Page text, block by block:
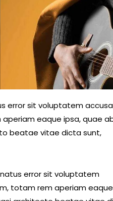
error sit voluptatem
eaque ipsa, quae
beatae vitae dicta sunt,
error sit voluptatem
totam rem aperiam